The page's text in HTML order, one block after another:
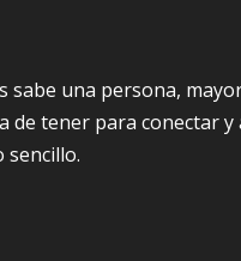
sabe una persona,
de tener para conectar y
sencillo.